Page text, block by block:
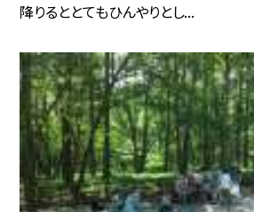
降りるととてもひんやりとし...